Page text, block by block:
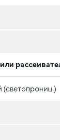
(светопрониц.)